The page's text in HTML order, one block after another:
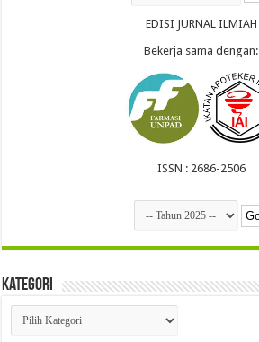
EDISI JURNAL ILMIAH
Bekerja sama dengan:
ISSN : 2686-2506
Kategori
Kategori